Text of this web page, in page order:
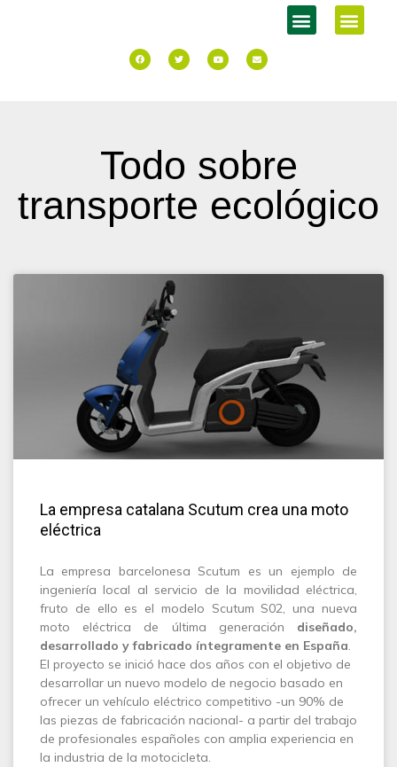
Todo sobre
transporte ecológico
La empresa catalana Scutum crea una moto
eléctrica
La empresa barcelonesa Scutum es un ejemplo de
ingeniería local al servicio de la movilidad eléctrica,
fruto de ello es el modelo Scutum S02, una nueva
moto eléctrica de última generación diseñado,
desarrollado y fabricado íntegramente en España.
El proyecto se inició hace dos años con el objetivo de
desarrollar un nuevo modelo de negocio basado en
ofrecer un vehículo eléctrico competitivo -un 90% de
las piezas de fabricación nacional- a partir del trabajo
de profesionales españoles con amplia experiencia en
la industria de la motocicleta.